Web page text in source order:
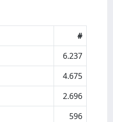
#
6.237
4.675
2.696
596